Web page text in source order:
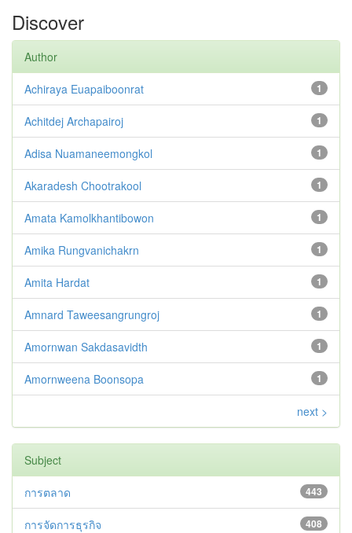
Discover
Author
1
Achiraya Euapaiboonrat
1
Achitdej Archapairoj
1
Adisa Nuamaneemongkol
1
Akaradesh Chootrakool
1
Amata Kamolkhantibowon
1
Amika Rungvanichakrn
1
Amita Hardat
1
Amnard Taweesangrungroj
1
Amornwan Sakdasavidth
1
Amornweena Boonsopa
next >
Subject
443
การตลาด
408
การจัดการธุรกิจ